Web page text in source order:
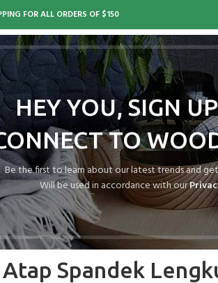
HEY YOU, SIGN
TO
Be the first to learn about our latest trends and
Will be used in accordance with our
FOR ALL ORDERS OF $150
Spandek